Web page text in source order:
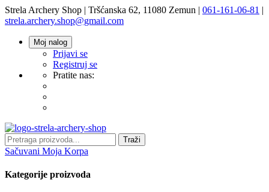
Strela Archery Shop | Tršćanska 62, 11080 Zemun | 061-161-06-81 |
strela.archery.shop@gmail.com
Moj nalog
Prijavi se
Registruj se
Pratite nas:
Traži
Sačuvani Moja Korpa
Kategorije proizvoda